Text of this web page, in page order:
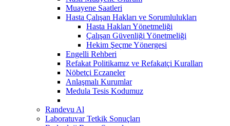
Muayene Saatleri
Hasta Çalışan Hakları ve Sorumlulukları
Hasta Hakları Yönetmeliği
Çalışan Güvenliği Yönetmeliği
Hekim Şeçme Yönergesi
Engelli Rehberi
Refakat Politikamız ve Refakatçi Kuralları
Nöbetçi Eczaneler
Anlaşmalı Kurumlar
Medula Tesis Kodumuz
Randevu Al
Laboratuvar Tetkik Sonuçları